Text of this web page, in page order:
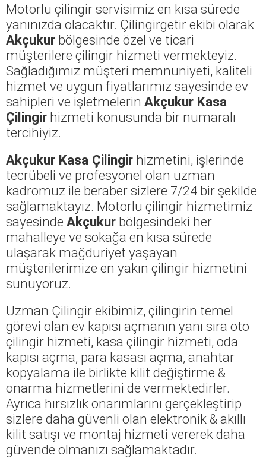
Motorlu çilingir servisimiz en kısa sürede
yanınızda olacaktır. Çilingirgetir ekibi olarak
Akçukur bölgesinde özel ve ticari
müşterilere çilingir hizmeti vermekteyiz.
Sağladığımız müşteri memnuniyeti, kaliteli
hizmet ve uygun fiyatlarımız sayesinde ev
sahipleri ve işletmelerin Akçukur Kasa
Çilingir hizmeti konusunda bir numaralı
tercihiyiz.
Akçukur Kasa Çilingir hizmetini, işlerinde
tecrübeli ve profesyonel olan uzman
kadromuz ile beraber sizlere 7/24 bir şekilde
sağlamaktayız. Motorlu çilingir hizmetimiz
sayesinde Akçukur bölgesindeki her
mahalleye ve sokağa en kısa sürede
ulaşarak mağduriyet yaşayan
müşterilerimize en yakın çilingir hizmetini
sunuyoruz.
Uzman Çilingir ekibimiz, çilingirin temel
görevi olan ev kapısı açmanın yanı sıra oto
çilingir hizmeti, kasa çilingir hizmeti, oda
kapısı açma, para kasası açma, anahtar
kopyalama ile birlikte kilit değiştirme &
onarma hizmetlerini de vermektedirler.
Ayrıca hırsızlık onarımlarını gerçekleştirip
sizlere daha güvenli olan elektronik & akıllı
kilit satışı ve montaj hizmeti vererek daha
güvende olmanızı sağlamaktadır.